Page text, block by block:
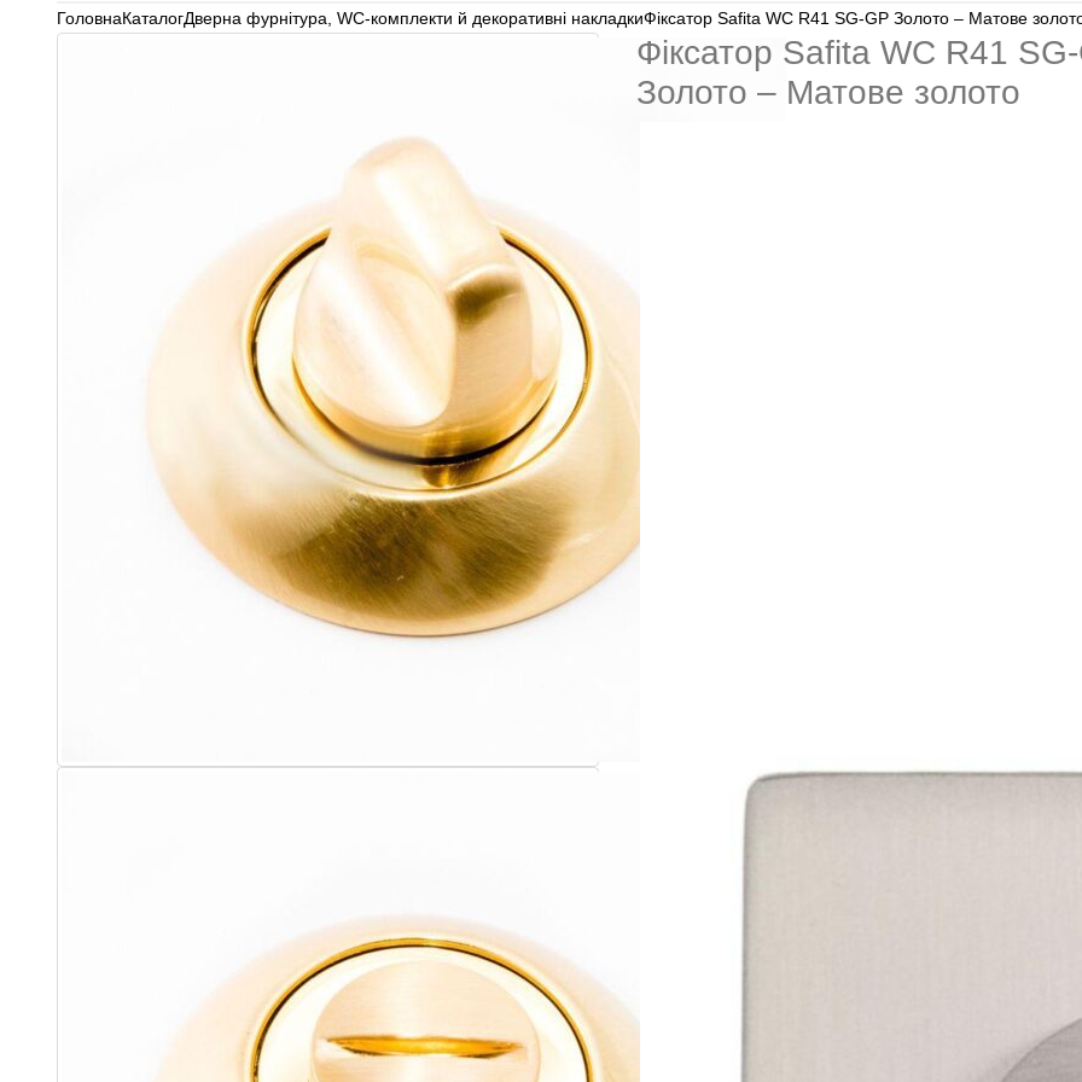
ГоловнаКаталогДверна фурнітура WC-комплекти й декоративні накладкиФіксатор Safita WC R41 SG-GP Золото – Матове
Фіксатор Safita WC R41
Золото – Матове золото